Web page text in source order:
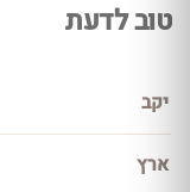
טוב לדעת
יקב
ארץ